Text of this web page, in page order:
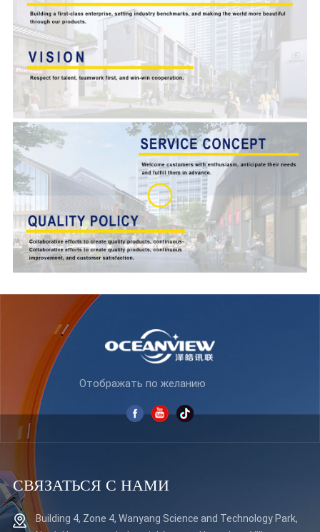
Отображать по желанию
СВЯЗАТЬСЯ С НАМИ
Building 4, Zone 4, Wanyang Science and Technology Park,